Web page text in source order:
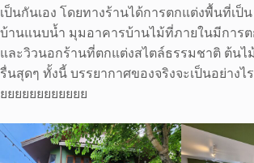
เป็นกันเอง โดยทางร้านได้การตกแต่งพื้นที่เป็
บ้านแนบน้ำ มุมอาคารบ้านไม้ที่ภายในมีการ
และวิวนอกร้านที่ตกแต่งสไตล์ธรรมชาติ ต้นไ
รื่นสุดๆ ทั้งนี้ บรรยากาศของจริงจะเป็นอย่างไ
ยยยยยยยยยยยย